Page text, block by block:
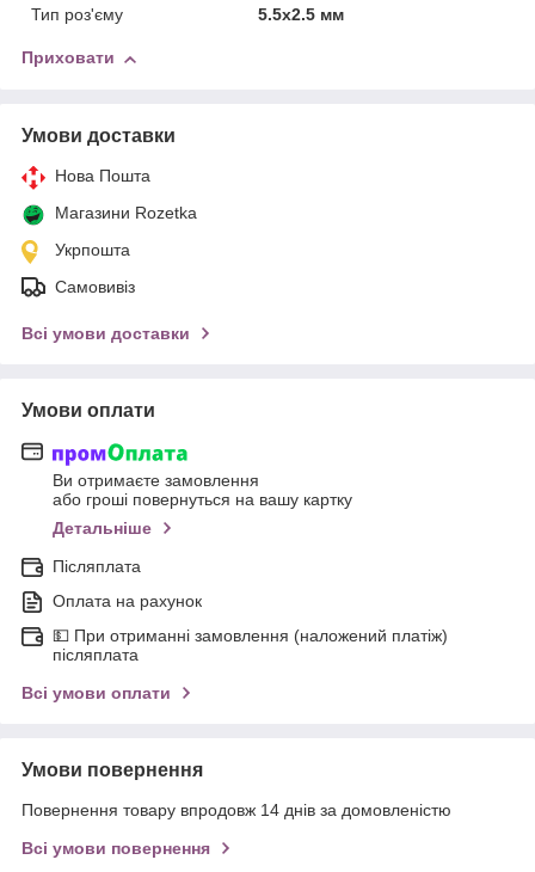
Тип роз'єму 5.5x2.5 мм
Приховати
Умови доставки
Нова Пошта
Магазини Rozetka
Укрпошта
Самовивіз
Всі умови доставки
Умови оплати
Ви отримаєте замовлення
або гроші повернуться на вашу картку
Детальніше
Післяплата
Оплата на рахунок
💵 При отриманні замовлення (наложений платіж)
післяплата
Всі умови оплати
Умови повернення
Повернення товару впродовж 14 днів за домовленістю
Всі умови повернення